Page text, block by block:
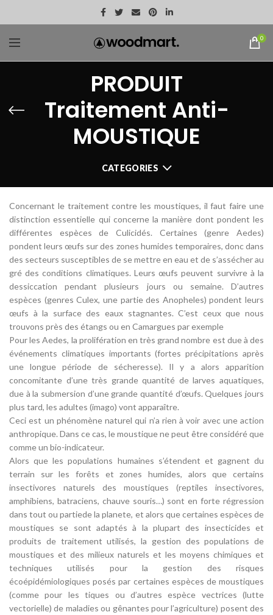
0
PRODUIT
Traitement Anti-
MOUSTIQUE
CATEGORIES
Concernant le traitement contre les moustiques, il faut faire une
distinction essentielle qui concerne la manière dont pondent les
différentes espèces de Culicidés. Certaines (genre Aedes)
pondent leurs œufs sur des zones humides temporaires, donc dans
des secteurs susceptibles de se mettre en eau et de s’assécher au
gré des conditions climatiques. Leurs œufs peuvent survivre à la
dessiccation pendant plusieurs jours ou semaine. D’autres
espèces (genres Culex, une partie des Anopheles) pondent leurs
œufs à la surface des eaux stagnantes. C’est ceux que nous
trouvons près des étangs ou en Camargues par exemple
Pour les Aedes, la prolifération en très grand nombre est due à des
événements climatiques importants (fortes précipitations après
une longue période de sécheresse). Il y a alors apparition
concomitante d’une très grande quantité de larves aquatiques,
due à la submersion d’une grande quantité d’œufs. Quelques jours
plus tard, les adultes (imago) vont apparaître.
Ceci est un phénomène naturel qui n’a rien à voir avec une action
anthropique. Dans ce cas, le moustique ne peut être considéré que
comme un bio-indicateur.
Alors que les populations humaines s’étendent et gagnent du
terrain sur les forêts et zones humides, alors que certains
insectivores naturels des moustiques (reptiles insectivores,
amphibiens, batraciens, chauve souris…) sont en forte régression
dans tout ou partiede la planete, et alors que certaines espèces de
moustiques se sont adaptés à la plupart des insecticides et
produits de traitement utilisés, la gestion des populations de
moustiques et des milieux naturels et les moyens chimiques et
techniques utilisés pour la gestion des risques
écoépidémiologiques posés par certaines espèces de moustiques
(comme pour les tiques ou d’autres espèce vectrices (lutte
vectorielle) de maladies ou gênantes pour l’agriculture) posent des